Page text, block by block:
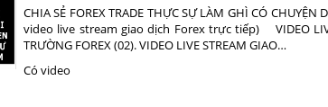
CHIA SẺ FOREX TRADE THỰC SỰ LÀM GHÌ CÓ
video live stream giao dịch Forex trực tiếp) VIDEO LIVE
TRƯỜNG FOREX (02). VIDEO LIVE STREAM GIAO…
Có video